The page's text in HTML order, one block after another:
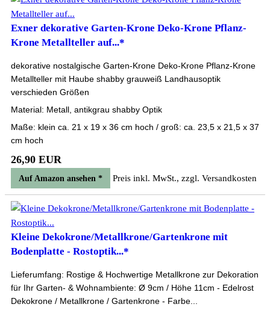
Exner dekorative Garten-Krone Deko-Krone Pflanz-
Krone Metallteller auf...*
dekorative nostalgische Garten-Krone Deko-Krone Pflanz-Krone
Metallteller mit Haube shabby grauweiß Landhausoptik
verschieden Größen
Material: Metall, antikgrau shabby Optik
Maße: klein ca. 21 x 19 x 36 cm hoch / groß: ca. 23,5 x 21,5 x 37
cm hoch
26,90 EUR
Auf Amazon ansehen * Preis inkl. MwSt., zzgl. Versandkosten
Kleine Dekokrone/Metallkrone/Gartenkrone mit
Bodenplatte - Rostoptik...*
Lieferumfang: Rostige & Hochwertige Metallkrone zur Dekoration
für Ihr Garten- & Wohnambiente: Ø 9cm / Höhe 11cm - Edelrost
Dekokrone / Metallkrone / Gartenkrone - Farbe...